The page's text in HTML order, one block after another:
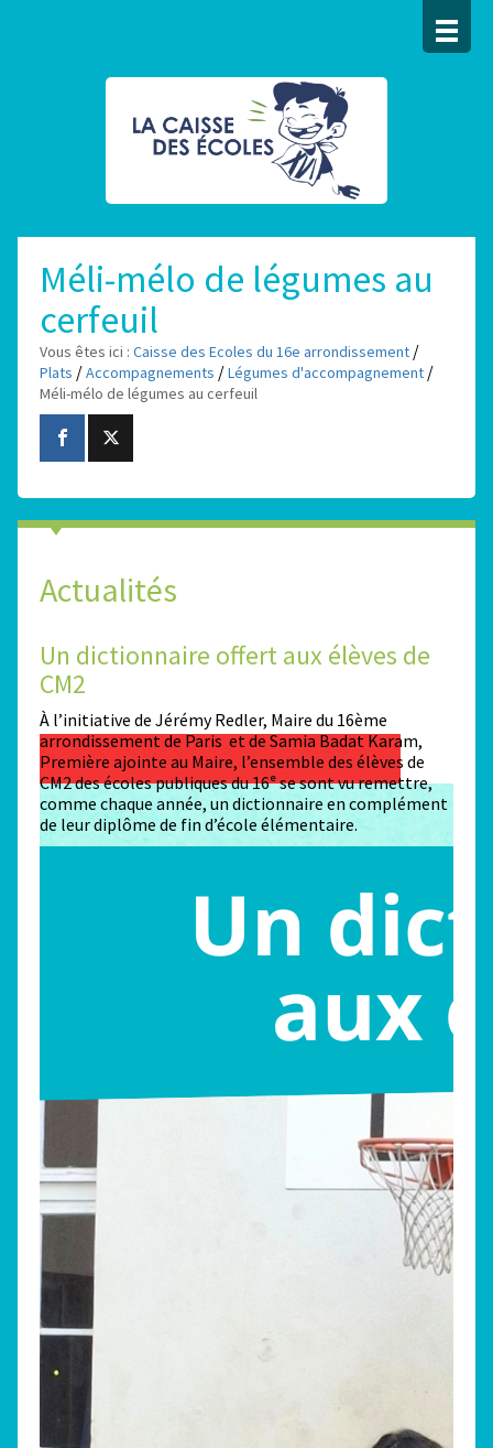
Méli-mélo de légumes au
cerfeuil
Vous êtes ici : Caisse des Ecoles du 16e arrondissement /
Plats /Accompagnements /Légumes d'accompagnement /
Méli-mélo de légumes au cerfeuil
Actualités
Un dictionnaire offert aux élèves de
CM2
À l’initiative de Jérémy Redler, Maire du 16ème
arrondissement de Paris et de Samia Badat Karam,
Première ajointe au Maire, l’ensemble des élèves de
CM2 des écoles publiques du 16ᵉ se sont vu remettre,
comme chaque année, un dictionnaire en complément
de leur diplôme de fin d’école élémentaire.